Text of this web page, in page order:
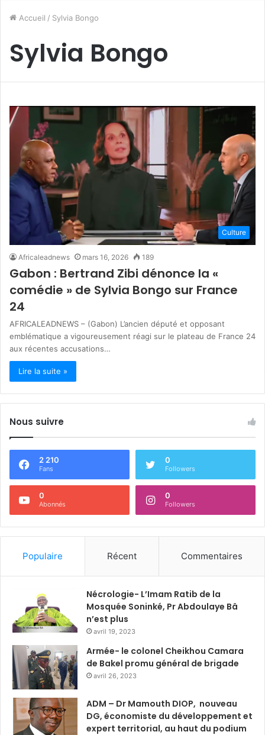
Accueil / Sylvia Bongo
Sylvia Bongo
Culture
Africaleadnews mars 16, 2026 189
Gabon : Bertrand Zibi dénonce la «
comédie » de Sylvia Bongo sur France
24
AFRICALEADNEWS – (Gabon) L’ancien député et opposant
emblématique a vigoureusement réagi sur le plateau de France 24
aux récentes accusations…
Lire la suite »
Nous suivre
2 210
Fans
0
Followers
0
Abonnés
0
Followers
Populaire Récent Commentaires
Nécrologie- L’Imam Ratib de la
Mosquée Soninké, Pr Abdoulaye Bâ
n’est plus
avril 19, 2023
Armée- le colonel Cheikhou Camara
de Bakel promu général de brigade
avril 26, 2023
ADM – Dr Mamouth DIOP, nouveau
DG, économiste du développement et
expert territorial, au haut du podium